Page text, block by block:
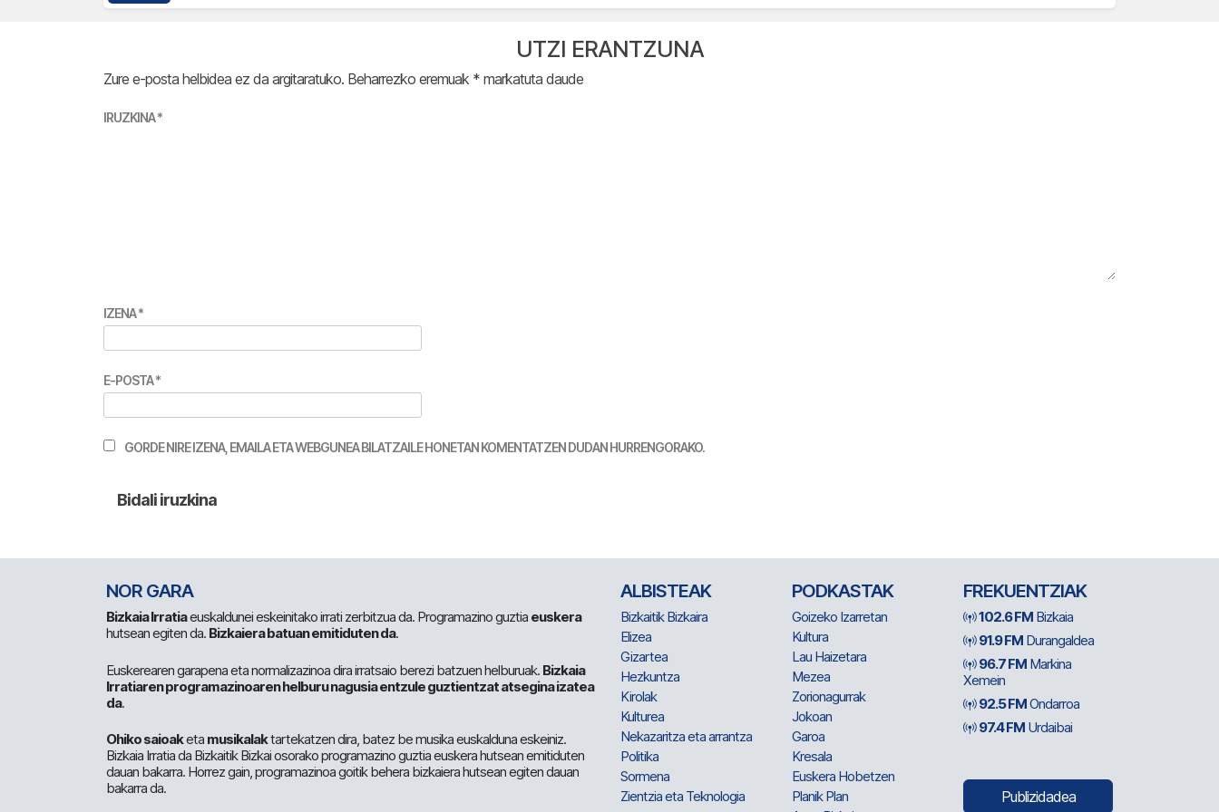
UTZI ERANTZUNA
Zure e-posta helbidea ez da argitaratuko. Beharrezko eremuak * markatuta daude
IRUZKINA*
IZENA*
E-POSTA*
GORDE NIRE IZENA, EMAILA ETA WEBGUNEA BILATZAILE HONETAN KOMENTATZEN DUDAN HURRENGORAKO.
NOR GARA
Bizkaia Irratiaeuskaldunei eskeinitako irrati zerbitzua da. Programazino guztia euskera
hutsean egiten da. Bizkaiera batuan emitiduten da.
Euskerearen garapena eta normalizazinoa dira irratsaio berezi batzuen helburuak. Bizkaia
Irratiaren programazinoaren helburu nagusia entzule guztientzat atsegina izatea
da.
Ohiko saioaketa musikalaktartekatzen dira, batez be musika euskalduna eskeiniz.
Bizkaia Irratia da Bizkaitik Bizkai osorako programazino guztia euskera hutsean emitiduten
dauan bakarra. Horrez gain, programazinoa goitik behera bizkaiera hutsean egiten dauan
bakarra da.
ALBISTEAK
Bizkaitik Bizkaira
Elizea
Gizartea
Hezkuntza
Kirolak
Kulturea
Nekazaritza eta arrantza
Politika
Sormena
Zientzia eta Teknologia
PODKASTAK
Goizeko Izarretan
Kultura
Lau Haizetara
Mezea
Zorionagurrak
Jokoan
Garoa
Kresala
Euskera Hobetzen
Planik Plan
FREKUENTZIAK
102.6 FM Bizkaia
91.9 FM Durangaldea
96.7 FM Markina
Xemein
92.5 FMOndarroa
97.4 FM Urdaibai
Publizidadea